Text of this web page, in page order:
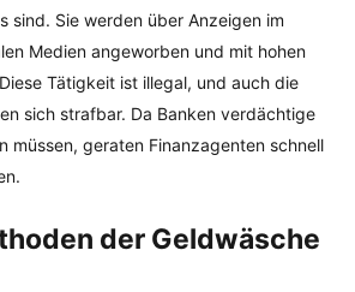
sind. Sie werden über Anzeigen im
Medien angeworben und mit hohen
Tätigkeit ist illegal, und auch die
sich strafbar. Da Banken verdächtige
müssen, geraten Finanzagenten schnell
der Geldwäsche